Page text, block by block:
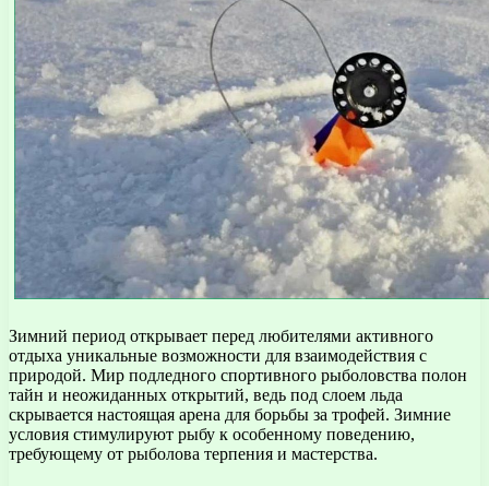
Зимний период открывает перед любителями активного
отдыха уникальные возможности для взаимодействия с
природой. Мир подледного спортивного рыболовства полон
тайн и неожиданных открытий, ведь под слоем льда
скрывается настоящая арена для борьбы за трофей. Зимние
условия стимулируют рыбу к особенному поведению,
требующему от рыболова терпения и мастерства.